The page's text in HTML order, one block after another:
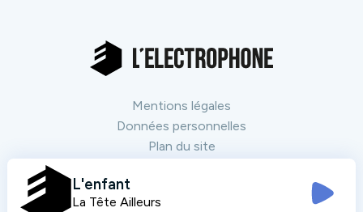
Mentions légales
Données personnelles
Plan du site
L'enfant
La Tête Ailleurs